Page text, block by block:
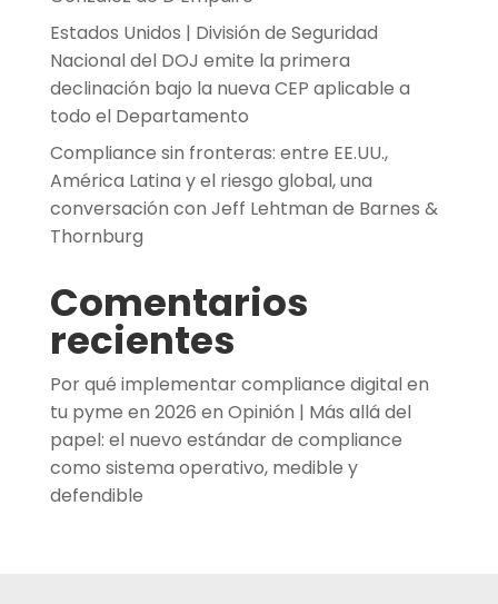
Estados Unidos | División de Seguridad
Nacional del DOJ emite la primera
declinación bajo la nueva CEP aplicable a
todo el Departamento
Compliance sin fronteras: entre EE.UU.,
América Latina y el riesgo global, una
conversación con Jeff Lehtman de Barnes &
Thornburg
Comentarios
recientes
Por qué implementar compliance digital en
tu pyme en 2026 en Opinión | Más allá del
papel: el nuevo estándar de compliance
como sistema operativo, medible y
defendible